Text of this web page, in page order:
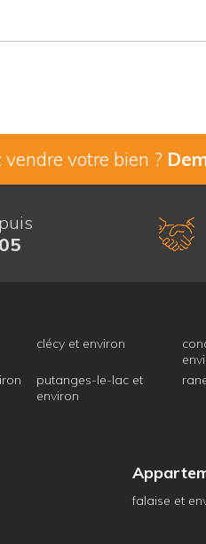
votre bien ?
clécy et environ
putanges-le-lac et
environ
falaise et